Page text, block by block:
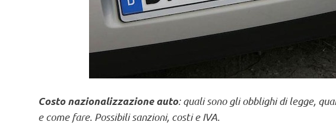
Costo nazionalizzazione auto: quali sono gli obblighi di legge,
e come fare. Possibili sanzioni, costi e IVA.